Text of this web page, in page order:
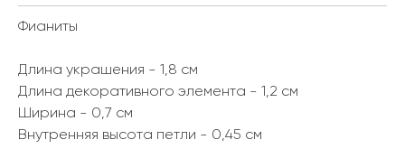
Фианиты
Длина украшения - 1,8 см
Длина декоративного элемента - 1,2 см
Ширина - 0,7 см
Внутренняя высота петли - 0,45 см